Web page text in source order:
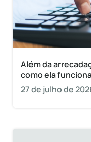
Além da
como ela
27 de julho de